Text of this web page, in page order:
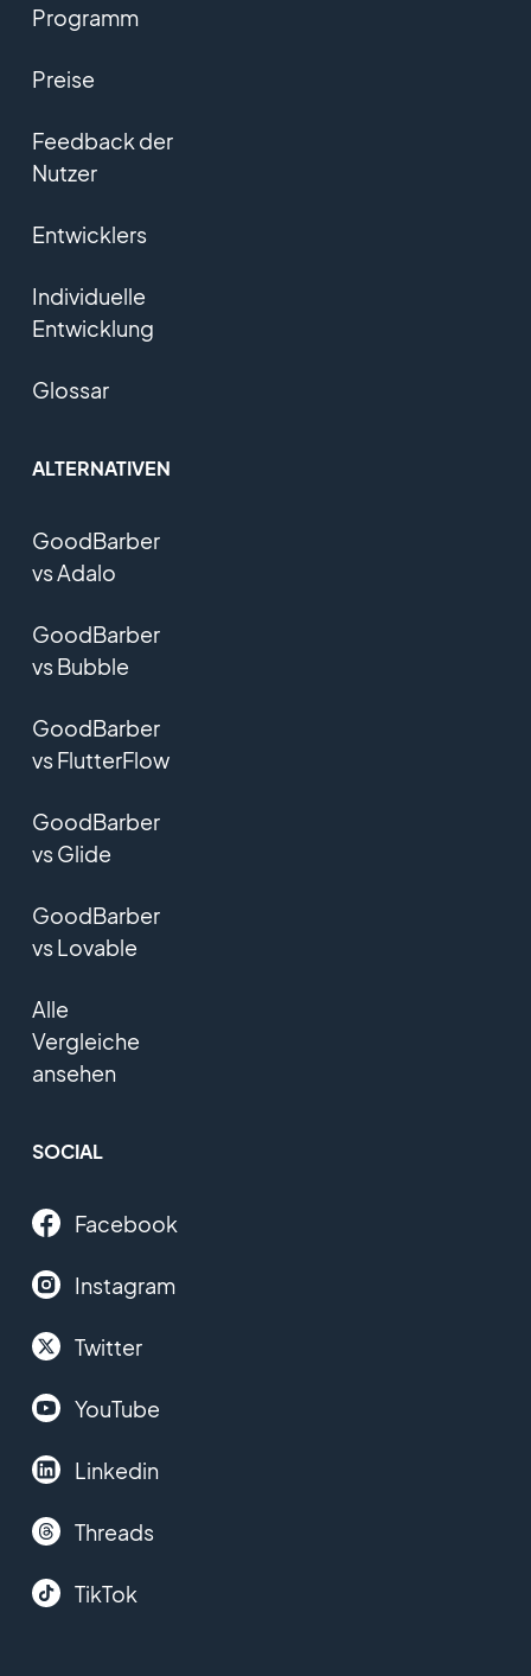
Programm
Preise
Feedback der
Nutzer
Entwicklers
Individuelle
Entwicklung
Glossar
ALTERNATIVEN
GoodBarber
vs Adalo
GoodBarber
vs Bubble
GoodBarber
vs FlutterFlow
GoodBarber
vs Glide
GoodBarber
vs Lovable
Alle
Vergleiche
ansehen
SOCIAL
Facebook
Instagram
Twitter
YouTube
Linkedin
Threads
TikTok